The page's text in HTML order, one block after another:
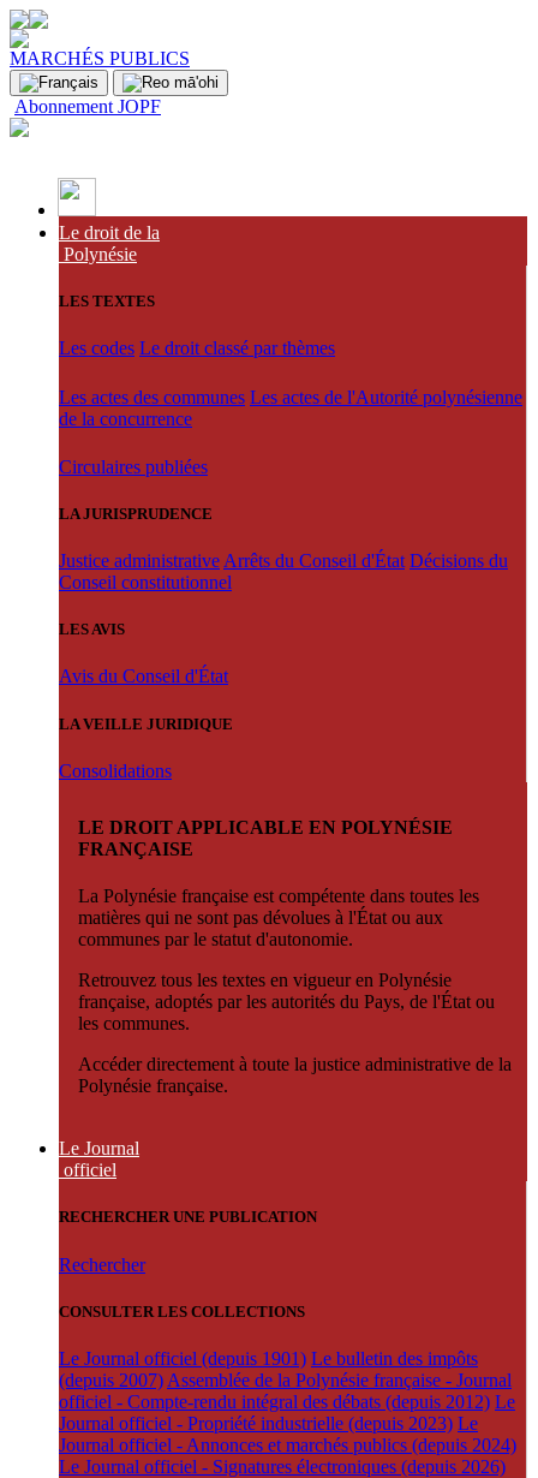
MARCHÉS PUBLICS
Abonnement JOPF
Le droit de la
Polynésie
LES TEXTES
Les codes Le droit classé par thèmes
Les actes des communes Les actes de l'Autorité polynésienne
de la concurrence
Circulaires publiées
LA JURISPRUDENCE
Justice administrative Arrêts du Conseil d'État Décisions du
Conseil constitutionnel
LES AVIS
Avis du Conseil d'État
LA VEILLE JURIDIQUE
Consolidations
LE DROIT APPLICABLE EN POLYNÉSIE
FRANÇAISE
La Polynésie française est compétente dans toutes les
matières qui ne sont pas dévolues à l'État ou aux
communes par le statut d'autonomie.
Retrouvez tous les textes en vigueur en Polynésie
française, adoptés par les autorités du Pays, de l'État ou
les communes.
Accéder directement à toute la justice administrative de la
Polynésie française.
Le Journal
officiel
RECHERCHER UNE PUBLICATION
Rechercher
CONSULTER LES COLLECTIONS
Le Journal officiel (depuis 1901) Le bulletin des impôts
(depuis 2007) Assemblée de la Polynésie française - Journal
officiel - Compte-rendu intégral des débats (depuis 2012) Le
Journal officiel - Propriété industrielle (depuis 2023) Le
Journal officiel - Annonces et marchés publics (depuis 2024)
Le Journal officiel - Signatures électroniques (depuis 2026)